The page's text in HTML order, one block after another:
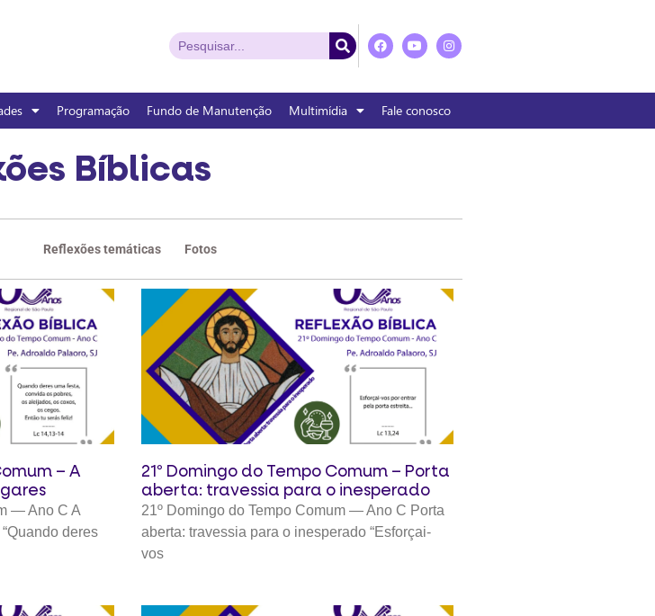
Programação Fundo de Manutenção Multimídia Fale conosco
Bíblicas
Reflexões temáticas Fotos
– A
— Ano C A
deres
21º Domingo do Tempo Comum – Porta
aberta: travessia para o inesperado
21º Domingo do Tempo Comum — Ano C Porta
aberta: travessia para o inesperado “Esforçai-
vos